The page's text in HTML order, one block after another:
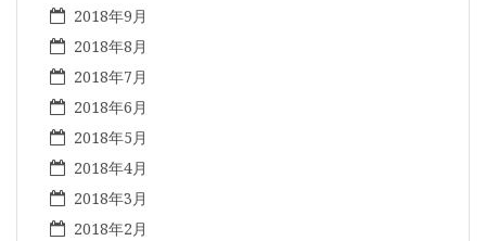
2018年9月
2018年8月
2018年7月
2018年6月
2018年5月
2018年4月
2018年3月
2018年2月